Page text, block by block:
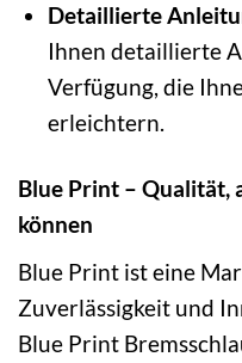
Detaillierte
Ihnen detaillierte
Verfügung, die
erleichtern.
Blue Print – Qualität,
können
Blue Print ist eine
Zuverlässigkeit und
Blue Print